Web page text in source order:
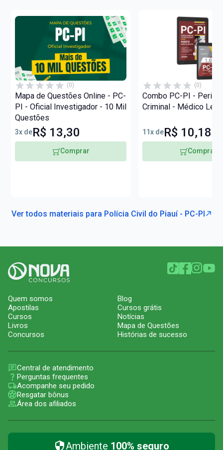
(0)
Mapa de Questões Online - PC-
PI - Oficial Investigador - 10 Mil
Questões
3x deR$ 13,30
Comprar
(0)
Combo PC-PI - Perito
Criminal - Médico
11x deR$ 10,18
Comprar
Ver todos materiais para Polícia Civil do Piauí - PC-PI
Quem somos
Apostilas
Cursos
Livros
Concursos
Blog
Cursos grátis
Notícias
Mapa de Questões
Histórias de sucesso
Central de atendimento
Perguntas frequentes
Acompanhe seu pedido
Resgatar bônus
Área dos afiliados
Ambiente 100% seguro